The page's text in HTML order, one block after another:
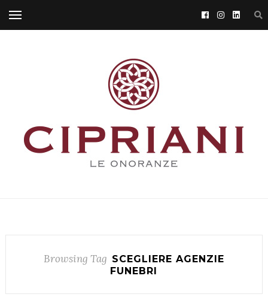
Browsing Tag SCEGLIERE AGENZIE
FUNEBRI